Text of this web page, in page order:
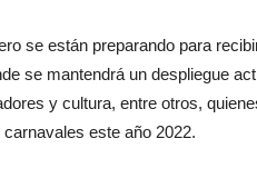
se están preparando para
se mantendrá un despliegue
y cultura, entre otros,
este año 2022.